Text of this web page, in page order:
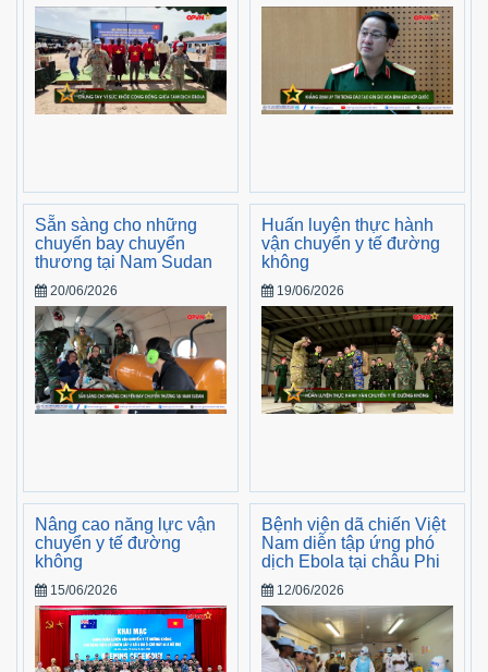
Sẵn sàng cho những
chuyến bay chuyển
thương tại Nam Sudan
20/06/2026
Huấn luyện thực hành
vận chuyển y tế đường
không
19/06/2026
Nâng cao năng lực vận
chuyển y tế đường
không
15/06/2026
Bệnh viện dã chiến Việt
Nam diễn tập ứng phó
dịch Ebola tại châu Phi
12/06/2026